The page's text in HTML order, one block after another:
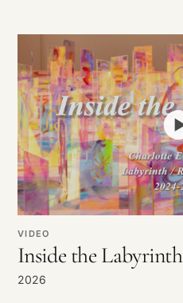
VIDEO
Inside the Labyrinth
2026